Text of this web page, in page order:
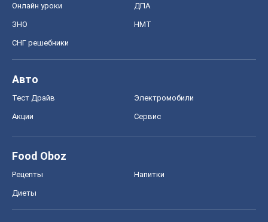
Онлайн уроки ДПА
ЗНО НМТ
СНГ решебники
Авто
Тест Драйв Электромобили
Акции Сервис
Food Oboz
Рецепты Напитки
Диеты